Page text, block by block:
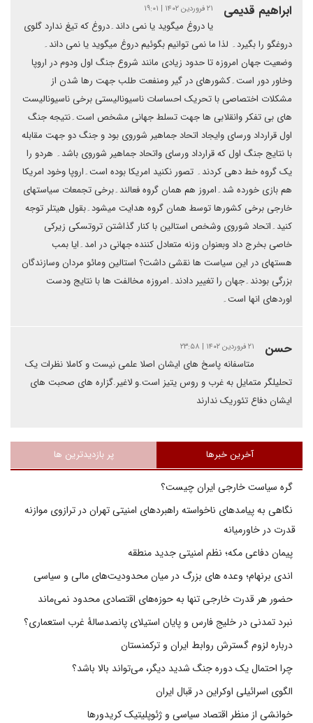
ابراهیم قدیمی ۲۱ فروردین ۱۴۰۲ | ۱۹:۰۱
یا دروغ میگوید یا نمی داند۔دروغ که تیغ ندارد گلوی
دروغگو را بگیرد۔ لذا ما نمی توانیم بگوئیم دروغ میگوید یا نمی داند۔
وضعیت جهان امروزه تا حدود زیادی مانند شروع جنگ اول ودوم در اروپا
وخاور دور است۔کشورهای در گیر ومنفعت طلب جهت رها شدن از
مشکلات اختصاصی با تحریک احساسات ناسیونالیستی برخی ناسیونالیست
های بی تفکر وانقلابی ها جهت تسلط جهانی مشخص است۔نتیجه جنگ
اول قرارداد ورسای وایجاد اتحاد جماهیر شوروی بود و جنگ دو جهت مقابله
با نتایج جنگ اول که قرارداد ورسای واتحاد جماهیر شوروی باشد۔ هردو را
یک گروه خط دهی کردند۔ تصور نکنید امریکا بوده است۔اروپا وخود امریکا
هم بازی خورده شد۔امروز هم همان گروه فعالند۔برخی تجمعات سیاستهای
خارجی برخی کشورها توسط همان گروه هدایت میشود۔بقول هیتلر توجه
کنید۔اتحاد شوروی وشخص استالین با کنار گذاشتن تروتسکی زیرکی
خاصی بخرج داد وبعنوان وزنه متعادل کننده جهانی در امد۔ایا بمب
هستهای در این سیاست ها نقشی داشت؟ استالین ومائو مردان وسازندگان
بزرگی بودند۔جهان را تغییر دادند۔امروزه مخالفت ها با نتایج ودست
اوردهای انها است۔
حسن ۲۱ فروردین ۱۴۰۲ | ۲۳:۵۸
متاسفانه پاسخ های ایشان اصلا علمی نیست و کاملا نظرات یک
تحلیلگر متمایل به غرب و روس یتیز است.و لاغیر.گزاره های صحبت های
ایشان دفاع تئوریک ندارند
آخرین خبرها پر بازدیدترین ها
گره سیاست خارجی ایران چیست؟
نگاهی به پیامدهای ناخواسته راهبردهای امنیتی تهران در ترازوی موازنه
قدرت در خاورمیانه
پیمان دفاعی مکه؛ نظم امنیتی جدید منطقه
اندی برنهام؛ وعده های بزرگ در میان محدودیت‌های مالی و سیاسی
حضور هر قدرت خارجی تنها به حوزه‌های اقتصادی محدود نمی‌ماند
نبرد تمدنی در خلیج فارس و پایان استیلای پانصدسالۀ غرب استعماری؟
درباره لزوم گسترش روابط ایران و ترکمنستان
چرا احتمال یک دوره جنگ شدید دیگر، می‌تواند بالا باشد؟
الگوی اسرائیلی اوکراین در قبال ایران
خوانشی از منظر اقتصاد سیاسی و ژئوپلیتیک کریدورها